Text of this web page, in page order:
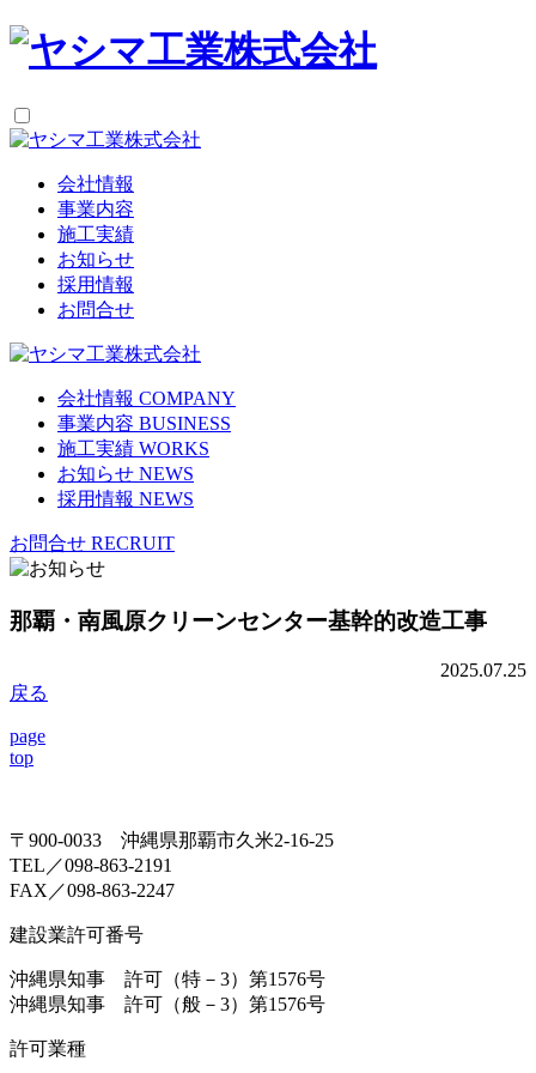
会社情報
事業内容
施工実績
お知らせ
採用情報
お問合せ
会社情報 COMPANY
事業内容 BUSINESS
施工実績 WORKS
お知らせ NEWS
採用情報 NEWS
お問合せ RECRUIT
那覇・南風原クリーンセンター基幹的改造工事
2025.07.25
戻る
page
top
〒900-0033 沖縄県那覇市久米2-16-25
TEL／098-863-2191
FAX／098-863-2247
建設業許可番号
沖縄県知事 許可（特－3）第1576号
沖縄県知事 許可（般－3）第1576号
許可業種